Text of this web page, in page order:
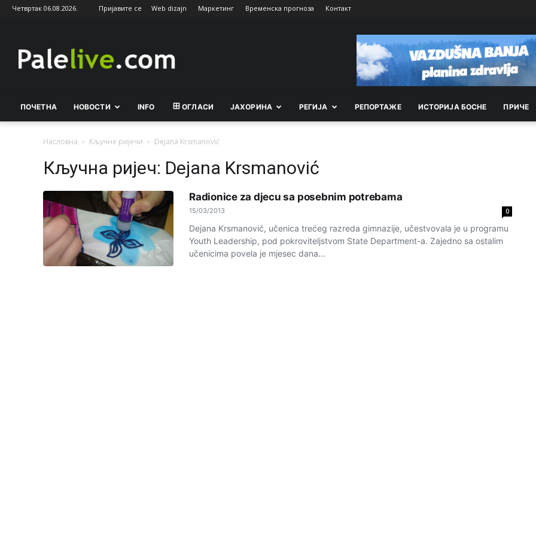
Четвртак 06.08.2026. Пријавите се Web dizajn Маркетинг Временска прогноза Контакт
ПОЧЕТНА НОВОСТИ INFO ОГЛАСИ ЈАХОРИНА РEГИЈА РEПОРТАЖE ИСТОРИЈА БОСНЕ ПРИЧЕ
Насловна Кључне ријечи Dejana Krsmanović
Кључна ријеч: Dejana Krsmanović
Radionice za djecu sa posebnim potrebama
15/03/2013 0
Dejana Krsmanović, učenica trećeg razreda gimnazije, učestvovala je u programu
Youth Leadership, pod pokroviteljstvom State Department-a. Zajedno sa ostalim
učenicima povela je mjesec dana...